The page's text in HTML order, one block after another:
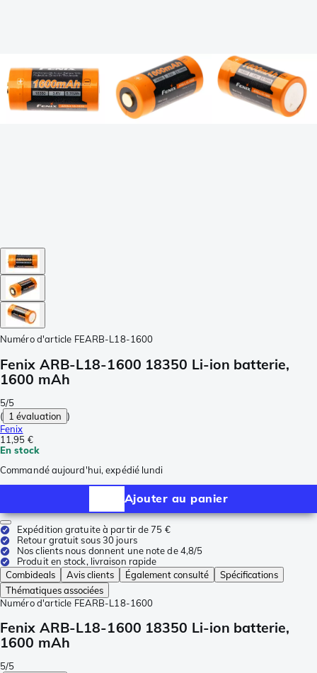
Numéro d'article FEARB-L18-1600
Fenix ARB-L18-1600 18350 Li-ion batterie,
1600 mAh
5/5
( 1 évaluation )
Fenix
11,95 €
En stock
Commandé aujourd'hui, expédié lundi
Ajouter au panier
Expédition gratuite à partir de 75 €
Retour gratuit sous 30 jours
Nos clients nous donnent une note de 4,8/5
Produit en stock, livraison rapide
Combideals
Avis clients Également consulté
Spécifications
Thématiques associées
Numéro d'article FEARB-L18-1600
Fenix ARB-L18-1600 18350 Li-ion batterie,
1600 mAh
5/5